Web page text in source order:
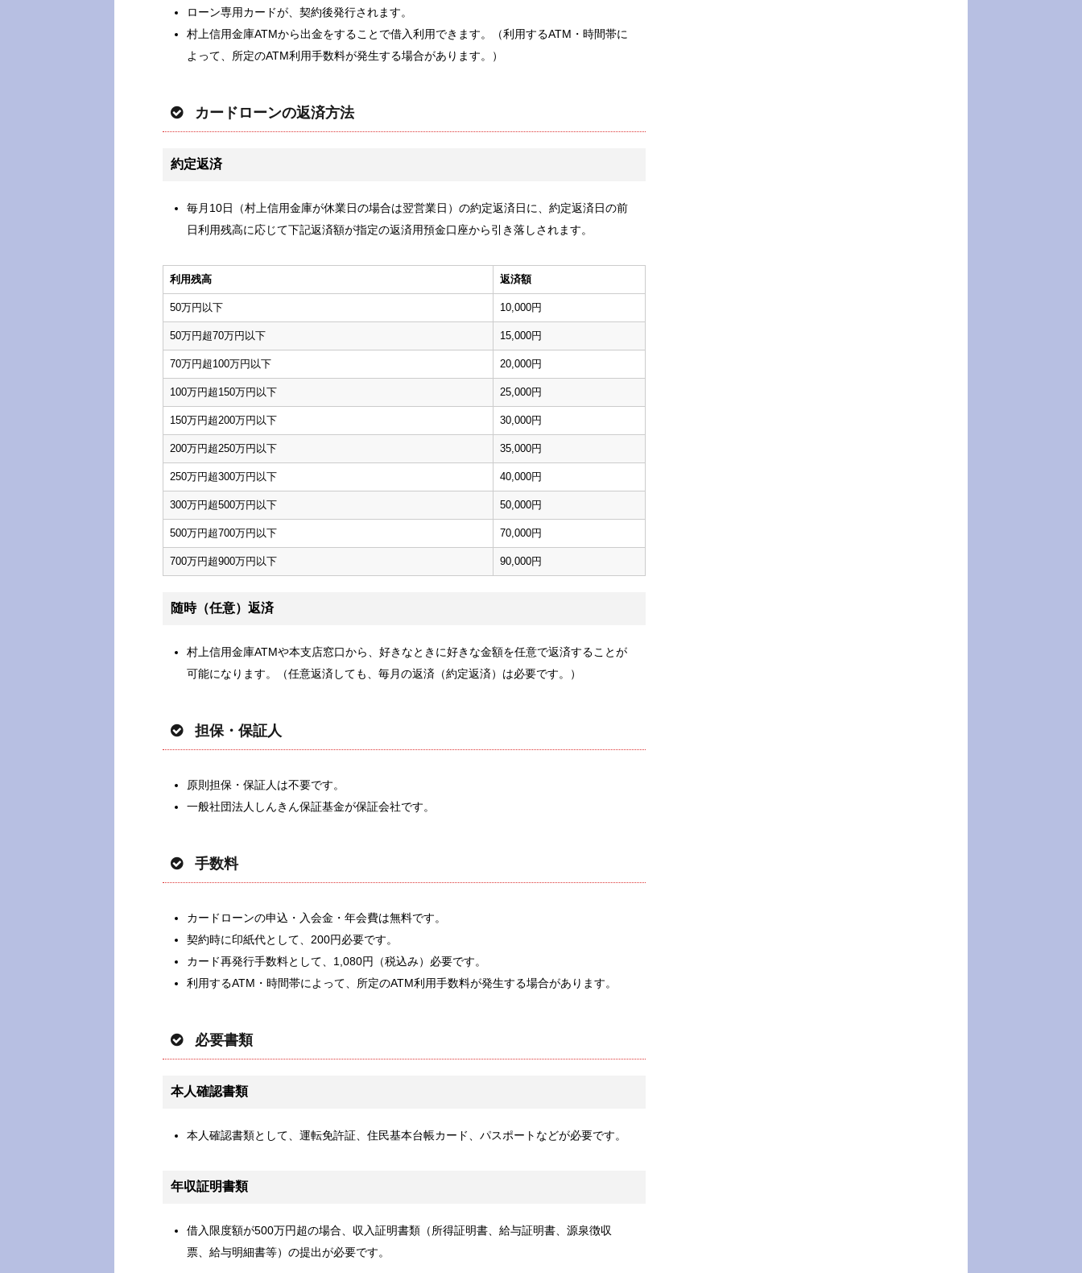
ローン専用カードが、契約後発行されます。
村上信用金庫ATMから出金をすることで借入利用できます。（利用するATM・時間帯に
よって、所定のATM利用手数料が発生する場合があります。）
カードローンの返済方法
約定返済
毎月10日（村上信用金庫が休業日の場合は翌営業日）の約定返済日に、約定返済日の前
日利用残高に応じて下記返済額が指定の返済用預金口座から引き落しされます。
利用残高 返済額
50万円以下 10,000円
50万円超70万円以下 15,000円
70万円超100万円以下 20,000円
100万円超150万円以下 25,000円
150万円超200万円以下 30,000円
200万円超250万円以下 35,000円
250万円超300万円以下 40,000円
300万円超500万円以下 50,000円
500万円超700万円以下 70,000円
700万円超900万円以下 90,000円
随時（任意）返済
村上信用金庫ATMや本支店窓口から、好きなときに好きな金額を任意で返済することが
可能になります。（任意返済しても、毎月の返済（約定返済）は必要です。）
担保・保証人
原則担保・保証人は不要です。
一般社団法人しんきん保証基金が保証会社です。
手数料
カードローンの申込・入会金・年会費は無料です。
契約時に印紙代として、200円必要です。
カード再発行手数料として、1,080円（税込み）必要です。
利用するATM・時間帯によって、所定のATM利用手数料が発生する場合があります。
必要書類
本人確認書類
本人確認書類として、運転免許証、住民基本台帳カード、パスポートなどが必要です。
年収証明書類
借入限度額が500万円超の場合、収入証明書類（所得証明書、給与証明書、源泉徴収
票、給与明細書等）の提出が必要です。